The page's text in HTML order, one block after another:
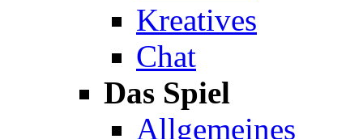
Kreatives
Chat
Das Spiel
Allgemeines